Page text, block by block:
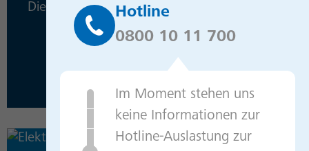
Die Heimladestation für Ihr E-Auto.
Hotline
0800 10 11 700
Im Moment stehen uns
keine Informationen zur
Hotline-Auslastung zur